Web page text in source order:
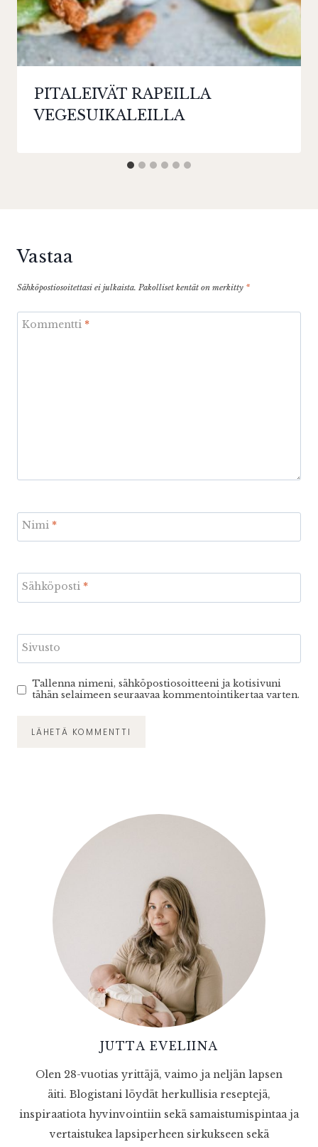
PITALEIVÄT RAPEILLA
VEGESUIKALEILLA
Vastaa
Sähköpostiosoitettasi ei julkaista. Pakolliset kentät on merkitty *
Kommentti *
Nimi *
Sähköposti *
Sivusto
Tallenna nimeni, sähköpostiosoitteeni ja kotisivuni
tähän selaimeen seuraavaa kommentointikertaa varten.
JUTTA EVELIINA
Olen 28-vuotias yrittäjä, vaimo ja neljän lapsen
äiti. Blogistani löydät herkullisia reseptejä,
inspiraatiota hyvinvointiin sekä samaistumispintaa ja
vertaistukea lapsiperheen sirkukseen sekä